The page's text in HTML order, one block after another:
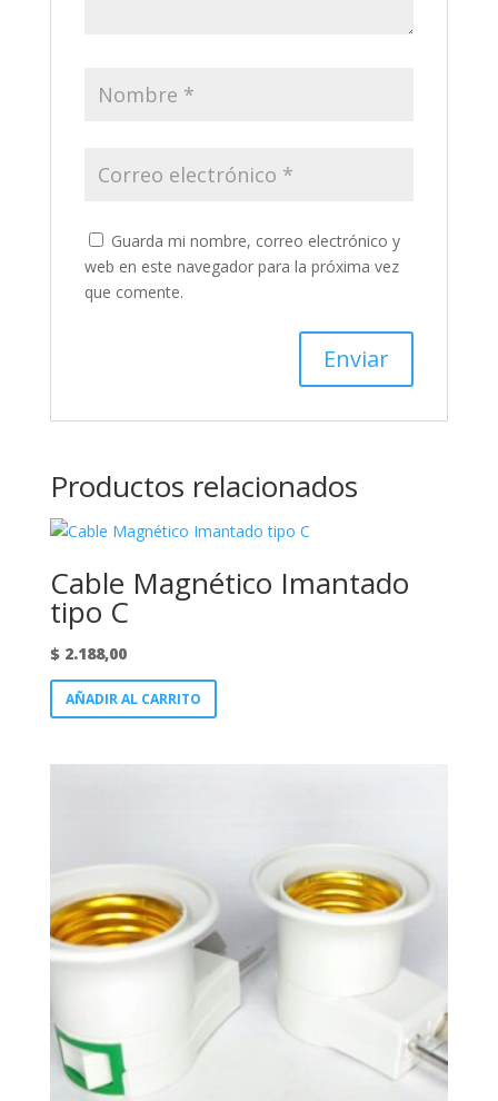
Guarda mi nombre, correo electrónico y
web en este navegador para la próxima vez
que comente.
Productos relacionados
Cable Magnético Imantado
tipo C
$2.188,00
AÑADIR AL CARRITO